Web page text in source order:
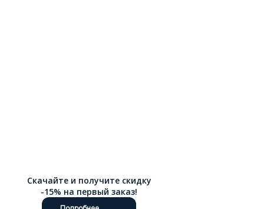
Скачайте и получите скидку
-15% на первый заказ!